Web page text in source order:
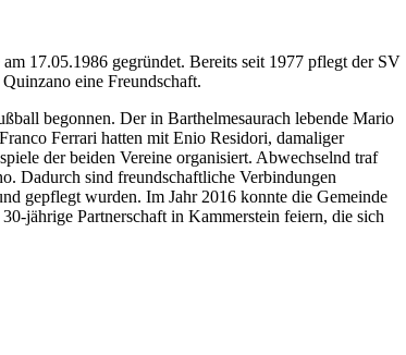
17.05.1986 gegründet. Bereits seit 1977 pflegt der SV
eine Freundschaft.
begonnen. Der in Barthelmesaurach lebende Mario
Ferrari hatten mit Enio Residori, damaliger
der beiden Vereine organisiert. Abwechselnd traf
Dadurch sind freundschaftliche Verbindungen
gepflegt wurden. Im Jahr 2016 konnte die Gemeinde
jährige Partnerschaft in Kammerstein feiern, die sich